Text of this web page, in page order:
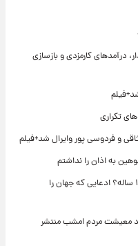
درآمدهای کارمزدی و بازسازی
تکراری
و فردوسی پور وایرال شد+فیلم
به اذان را نداشتم
راز طول عمر انسان در دستان یک نوجوان ۱۵ ساله؟ ادعایی که جهان را
معیشت مردم امشب منتشر